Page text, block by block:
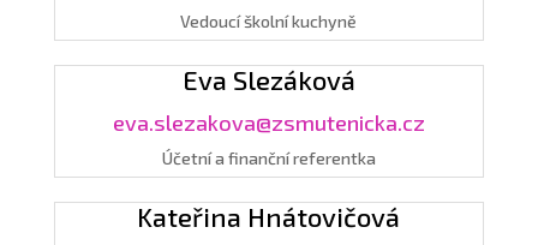
Vedoucí školní kuchyně
Eva Slezáková
eva.slezakova@zsmutenicka.cz
Účetní a finanční referentka
Kateřina Hnátovičová